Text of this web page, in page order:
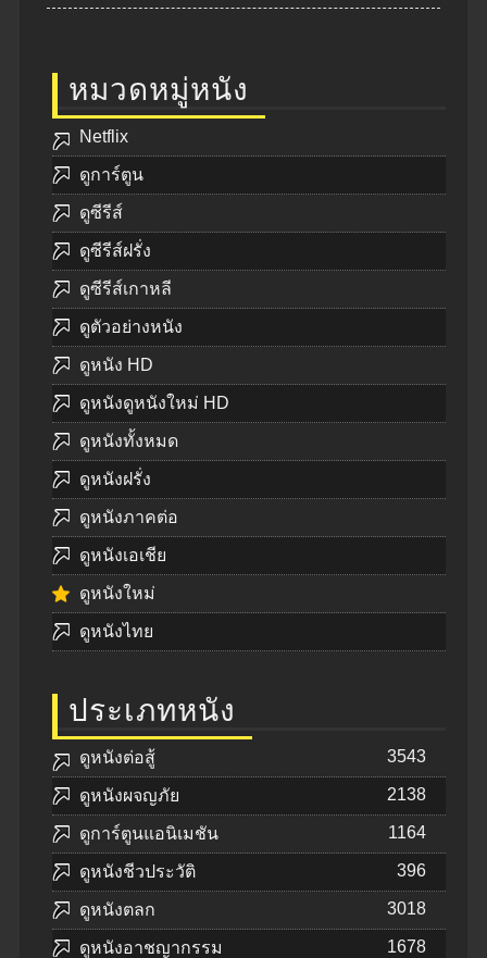
หมวดหมู่หนัง
Netflix
ดูการ์ตูน
ดูซีรีส์
ดูซีรีส์ฝรั่ง
ดูซีรีส์เกาหลี
ดูตัวอย่างหนัง
ดูหนัง HD
ดูหนังดูหนังใหม่ HD
ดูหนังทั้งหมด
ดูหนังฝรั่ง
ดูหนังภาคต่อ
ดูหนังเอเชีย
ดูหนังใหม่
ดูหนังไทย
ประเภทหนัง
ดูหนังต่อสู้ 3543
ดูหนังผจญภัย 2138
ดูการ์ตูนแอนิเมชัน 1164
ดูหนังชีวประวัติ 396
ดูหนังตลก 3018
ดูหนังอาชญากรรม 1678